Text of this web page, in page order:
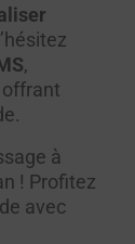
,
à
! Profitez
avec